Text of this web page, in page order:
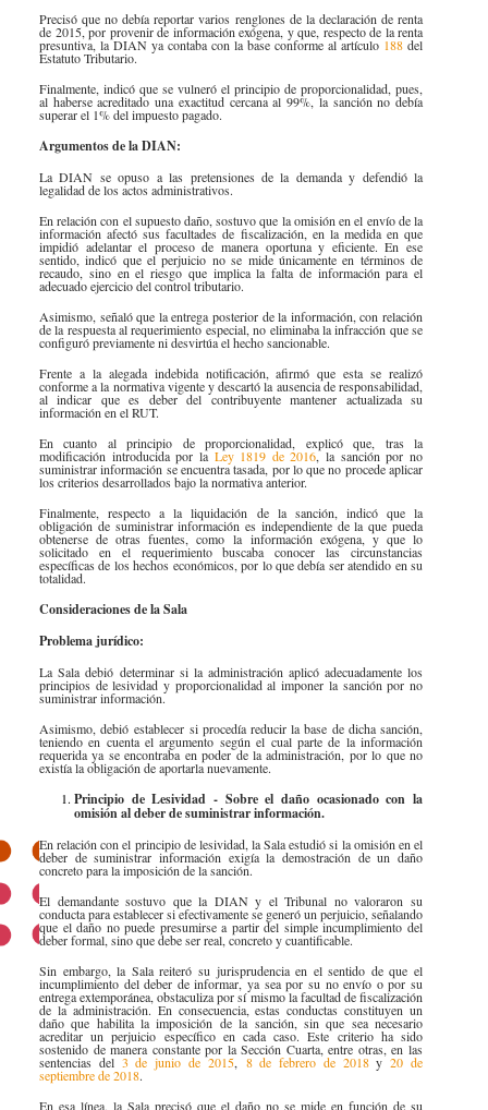
Precisó que no debía reportar varios renglones de la declaración de renta
de 2015, por provenir de información exógena, y que, respecto de la renta
presuntiva, la DIAN ya contaba con la base conforme al artículo 188​ del
Estatuto Tributario.
Finalmente, indicó que se vulneró el principio de proporcionalidad, pues,
al haberse acreditado una exactitud cercana al 99%, la sanción no debía
superar el 1% del impuesto pagado.
Argumentos de la DIAN:
La DIAN se opuso a las pretensiones de la demanda y defendió la
legalidad de los actos administrativos.
En relación con el supuesto daño, sostuvo que la omisión en el envío de la
información afectó sus facultades de fiscalización, en la medida en que
impidió adelantar el proceso de manera oportuna y eficiente. En ese
sentido, indicó que el perjuicio no se mide únicamente en términos de
recaudo, sino en el riesgo que implica la falta de información para el
adecuado ejercicio del control tributario.
Asimismo, señaló que la entrega posterior de la información, con relación
de la respuesta al requerimiento especial, no eliminaba la infracción que se
configuró previamente ni desvirtúa el hecho sancionable.
Frente a la alegada indebida notificación, afirmó que esta se realizó
conforme a la normativa vigente y descartó la ausencia de responsabilidad,
al indicar que es deber del contribuyente mantener actualizada su
información en el RUT.
En cuanto al principio de proporcionalidad, explicó que, tras la
modificación introducida por la Ley 1819 de 2016​, la sanción por no
suministrar información se encuentra tasada, por lo que no procede aplicar
los criterios desarrollados bajo la normativa anterior.
Finalmente, respecto a la liquidación de la sanción, indicó que la
obligación de suministrar información es independiente de la que pueda
obtenerse de otras fuentes, como la​ información exógena, y que lo
solicitado en el requerimiento buscaba conocer las circunstancias
específicas de los hechos económicos, por lo que debía ser atendido en su
totalidad.
Consideracione​s de la Sala
Problema jurídico:
La Sala debió determinar si la administración aplicó adecuadamente los
principios de lesividad y proporcionalidad al imponer la sanción por no
suministrar información.
Asimismo, debió​​​​​​​​ establecer si procedía reducir la base de dicha sanción,
teniendo en cuenta el argumento según el cual parte de la información
requerida ya se encontraba en poder de la administración, por lo que no
existía la obligación de aportarla nuevamente.
Principio de Lesividad - Sobre el daño ocasionado con la
omisión al deber de suministrar información.
En relación con el principio de lesividad, la Sala estudió si la omisión en el
deber de suministrar información exigía la demostración de un daño
concreto para la imposición de la sanción.
El demandante sostuvo que la DIAN y el Tribunal no valoraron su
conducta para establecer si efectivamente se generó un perjuicio, señalando
que el daño no puede presumirse a partir del simple incumplimiento del
deber formal, sino que debe ser real, concreto y cuantificable.
Sin embargo, la Sala reiteró su jurisprudencia en el sentido de que el
incumplimiento del deber de informar, ya sea por su no envío o por su
entrega extemporánea, obstaculiza por sí mismo la facultad de fiscalización
de la administración. En consecuencia, estas conductas constituyen un
daño que habilita la imposición de la sanción, sin que sea necesario
acreditar un perjuicio específico en cada caso. Este criterio ha sido
sostenido de manera constante por la Sección Cuarta, entre otras, en las
sentencias del 3 de junio de 2015​, 8 de febrero de 2018​y20 de
septiembre de 2018.
En esa línea, la Sala precisó que el daño no se mide en función de su